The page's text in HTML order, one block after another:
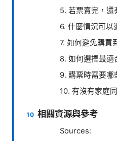
5. 若票賣完，還
6. 什麼情況可以
7. 如何避免購買
8. 如何選擇最適
9. 購票時需要哪
10. 有沒有家庭
相關資源與參考
Sources: